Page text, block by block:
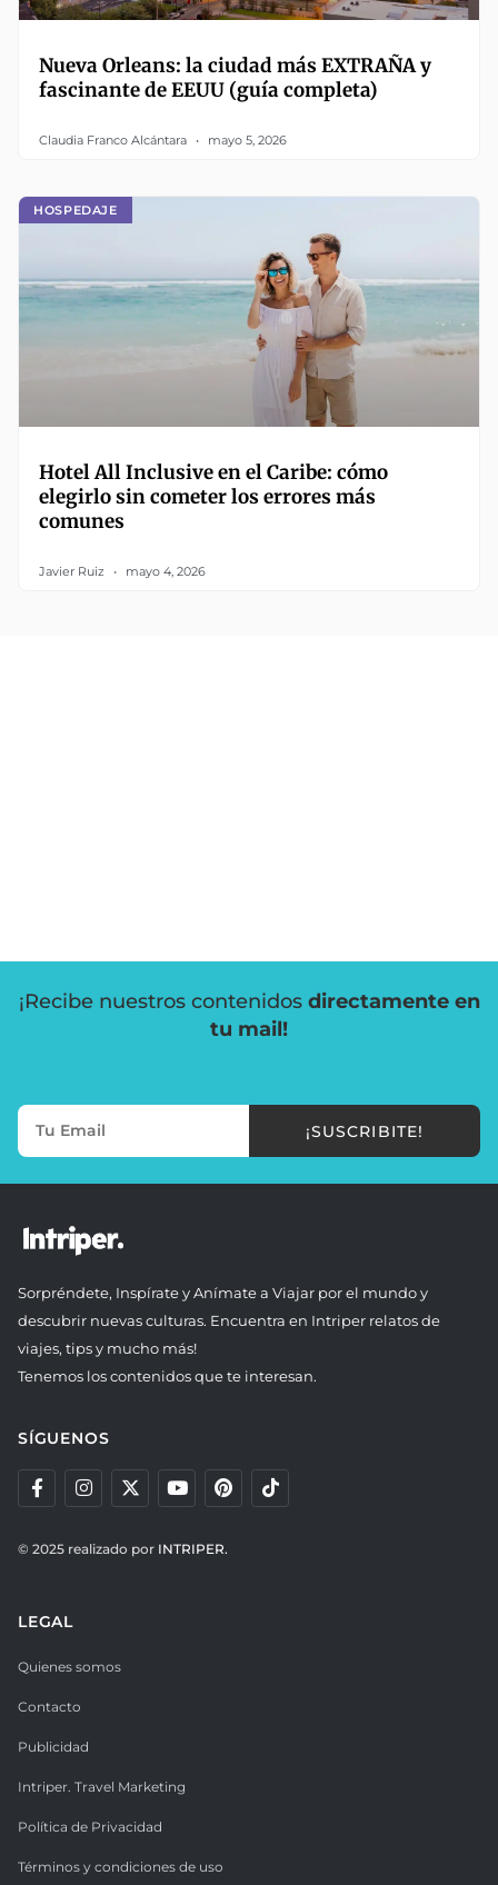
Nueva Orleans: la ciudad más EXTRAÑA y
fascinante de EEUU (guía completa)
Claudia Franco Alcántara mayo 5, 2026
HOSPEDAJE
Hotel All Inclusive en el Caribe: cómo
elegirlo sin cometer los errores más
comunes
Javier Ruiz mayo 4, 2026
¡Recibe nuestros contenidos directamente en
tu mail!
¡SUSCRIBITE!
Sorpréndete, Inspírate y Anímate a Viajar por el mundo y
descubrir nuevas culturas. Encuentra en Intriper relatos de
viajes, tips y mucho más!
Tenemos los contenidos que te interesan.
SÍGUENOS
© 2025 realizado por INTRIPER.
LEGAL
Quienes somos
Contacto
Publicidad
Intriper. Travel Marketing
Política de Privacidad
Términos y condiciones de uso